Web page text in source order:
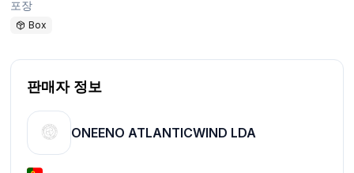
포장
Box
판매자 정보
ONEENO ATLANTICWIND LDA